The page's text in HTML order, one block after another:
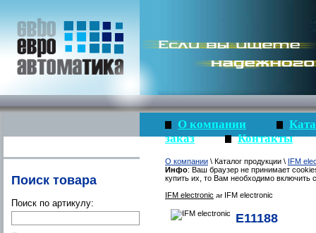
Поиск товара
Поиск по артикулу:
О компании
заказ
Контакты
О компании \ Каталог продукции \ IFM
Инфо: Ваш браузер не принимает
купить их, то Вам необходимо включить
IFM electronic
IFM electronic
E11188